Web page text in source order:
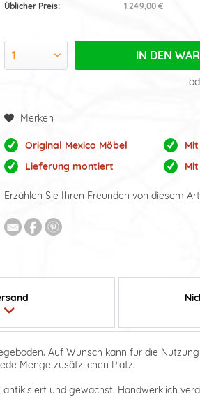
Üblicher Preis:
1.249,00 €
IN DEN
Merken
Original Mexico Möbel
Lieferung montiert
Erzählen Sie Ihren Freunden von diesem
Auf Wunsch kann für die
Menge zusätzlichen Platz.
und gewachst. Handwerklich